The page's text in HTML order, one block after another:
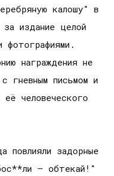
калошу" в
издание целой
фотографиями.
награждения не
гневным письмом и
человеческого
повлияли задорные
– обтекай!"